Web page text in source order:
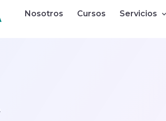
Nosotros Cursos Servicios